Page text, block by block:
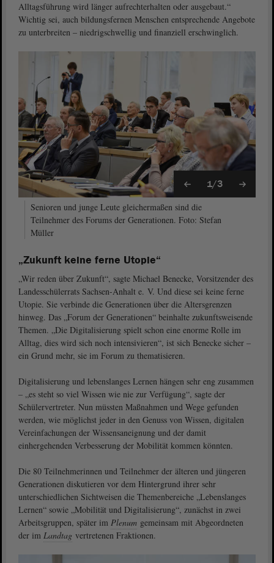
Alltagsführung wird länger aufrechterhalten oder ausgebaut.“
Wichtig sei, auch bildungsfernen Menschen entsprechende Angebote
zu unterbreiten – niedrigschwellig und finanziell erschwinglich.
1/3
Senioren und junge Leute gleichermaßen sind die
Teilnehmer des Forums der Generationen. Foto: Stefan
Müller
„Zukunft keine ferne Utopie“
„Wir reden über Zukunft“, sagte Michael Benecke, Vorsitzender des
Landesschülerrats Sachsen-Anhalt e. V. Und diese sei keine ferne
Utopie. Sie verbinde die Generationen über die Altersgrenzen
hinweg. Das „Forum der Generationen“ beinhalte zukunftsweisende
Themen. „Die Digitalisierung spielt schon eine enorme Rolle im
Alltag, dies wird sich noch intensivieren“, ist sich Benecke sicher –
ein Grund mehr, sie im Forum zu thematisieren.
Digitalisierung und lebenslanges Lernen hängen sehr eng zusammen
– „es steht so viel Wissen wie nie zur Verfügung“, sagte der
Schülervertreter. Nun müssten Maßnahmen und Wege gefunden
werden, wie möglichst jeder in den Genuss von Wissen, digitalen
Vereinfachungen der Wissensaneignung und der damit
einhergehenden Verbesserung der Mobilität kommen könnten.
Die 80 Teilnehmerinnen und Teilnehmer der älteren und jüngeren
Generationen diskutieren vor dem Hintergrund ihrer sehr
unterschiedlichen Sichtweisen die Themenbereiche „Lebenslanges
Lernen“ sowie „Mobilität und Digitalisierung“, zunächst in zwei
Arbeitsgruppen, später im Plenum gemeinsam mit Abgeordneten
der im Landtag vertretenen Fraktionen.